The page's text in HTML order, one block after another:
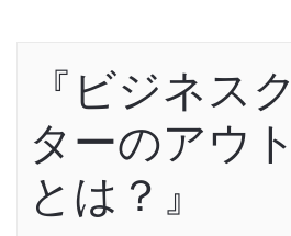
『ビジネス
ターのアウ
とは？』